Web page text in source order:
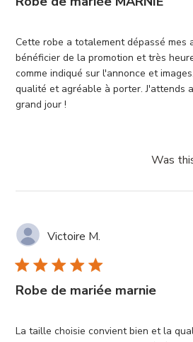
Cette robe a totalement dépassé mes
bénéficier de la promotion et très
comme indiqué sur l'annonce et
qualité et agréable à porter. J'attends
grand jour !
Was
Victoire M.
Robe de mariée marnie
La taille choisie convient bien et la